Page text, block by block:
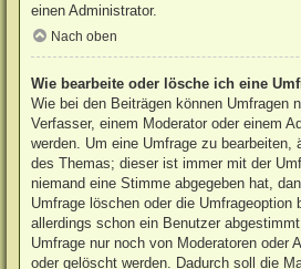
einen Administrator.
Nach oben
Wie bearbeite oder lösche ich eine
Wie bei den Beiträgen können Umfragen
Verfasser, einem Moderator oder einem
werden. Um eine Umfrage zu bearbeiten,
des Themas; dieser ist immer mit der
niemand eine Stimme abgegeben hat,
Umfrage löschen oder die Umfrageoption
allerdings schon ein Benutzer
Umfrage nur noch von Moderatoren oder
oder gelöscht werden. Dadurch soll die